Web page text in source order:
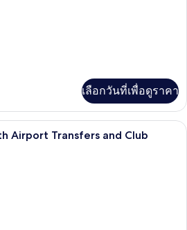
เลือกวันที่เพื่อดูราคา
One-Bedroom Suite with Airport
Airport Transfers and Club